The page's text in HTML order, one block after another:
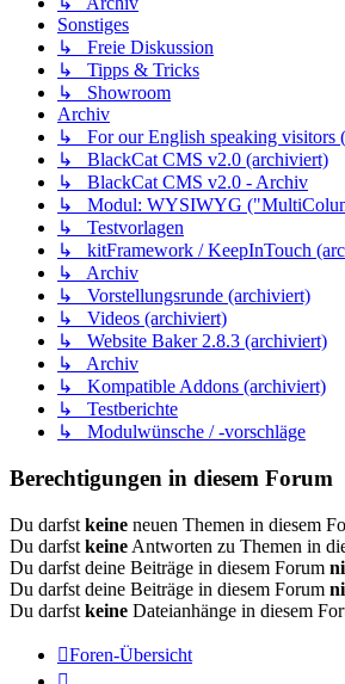
Sonstiges
↳ Freie Diskussion
↳ Tipps & Tricks
↳ Showroom
Archiv
↳ For our English speaking visitors
↳ BlackCat CMS v2.0 (archiviert)
↳ BlackCat CMS v2.0 - Archiv
↳ Modul: WYSIWYG
↳ Testvorlagen
↳ kitFramework / KeepInTouch
↳ Archiv
↳ Vorstellungsrunde (archiviert)
↳ Videos (archiviert)
↳ Website Baker 2.8.3 (archiviert)
↳ Archiv
↳ Kompatible Addons (archiviert)
↳ Testberichte
↳ Modulwünsche / -vorschläge
Berechtigungen in diesem Forum
Du darfst keine neuen Themen in diesem
Du darfst keine Antworten zu Themen in
Du darfst deine Beiträge in diesem Forum
Du darfst deine Beiträge in diesem Forum
Du darfst keine Dateianhänge in diesem
Foren-Übersicht